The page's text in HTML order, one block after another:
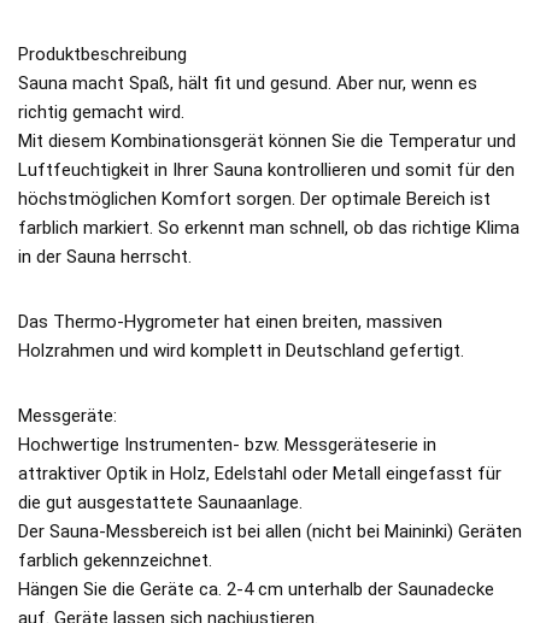
Produktbeschreibung
Sauna macht Spaß, hält fit und gesund. Aber nur, wenn es
richtig gemacht wird.
Mit diesem Kombinationsgerät können Sie die Temperatur und
Luftfeuchtigkeit in Ihrer Sauna kontrollieren und somit für den
höchstmöglichen Komfort sorgen. Der optimale Bereich ist
farblich markiert. So erkennt man schnell, ob das richtige Klima
in der Sauna herrscht.
Das Thermo-Hygrometer hat einen breiten, massiven
Holzrahmen und wird komplett in Deutschland gefertigt.
Messgeräte:
Hochwertige Instrumenten- bzw. Messgeräteserie in
attraktiver Optik in Holz, Edelstahl oder Metall eingefasst für
die gut ausgestattete Saunaanlage.
Der Sauna-Messbereich ist bei allen (nicht bei Maininki) Geräten
farblich gekennzeichnet.
Hängen Sie die Geräte ca. 2-4 cm unterhalb der Saunadecke
auf. Geräte lassen sich nachjustieren.